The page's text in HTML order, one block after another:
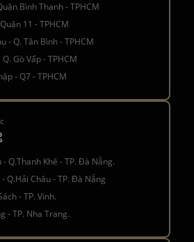
Bình Thạnh - TPHCM
11 - TPHCM
- Q. Tân Bình - TPHCM
Gò Vấp - TPHCM
- Q7 - TPHCM
Q.Thanh Khê - TP. Đà Nẵng.
Q.Hải Châu - TP. Đà Nẵng
- TP. Vinh.
- TP. Nha Trang.